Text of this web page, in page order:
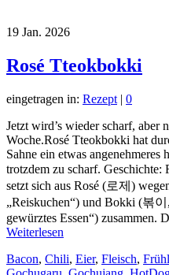
19 Jan. 2026
Rosé Tteokbokki
eingetragen in: Rezept | 0
Jetzt wird’s wieder scharf, aber
Woche.Rosé Tteokbokki hat
Sahne ein etwas angenehmeres
trotzdem zu scharf.
setzt sich aus Rosé (로제)
„Reiskuchen“) und Bokki (볶이
gewürztes Essen“)
Weiterlesen
Bacon, Chili, Eier, Fleisch,